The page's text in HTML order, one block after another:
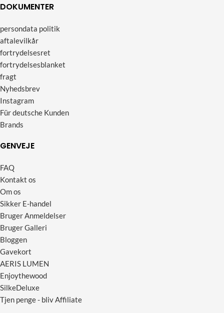
DOKUMENTER
persondata politik
aftalevilkår
fortrydelsesret
fortrydelsesblanket
fragt
Nyhedsbrev
Instagram
Für deutsche Kunden
Brands
GENVEJE
FAQ
Kontakt os
Om os
Sikker E-handel
Bruger Anmeldelser
Bruger Galleri
Bloggen
Gavekort
AERIS LUMEN
Enjoythewood
SilkeDeluxe
Tjen penge - bliv Affiliate